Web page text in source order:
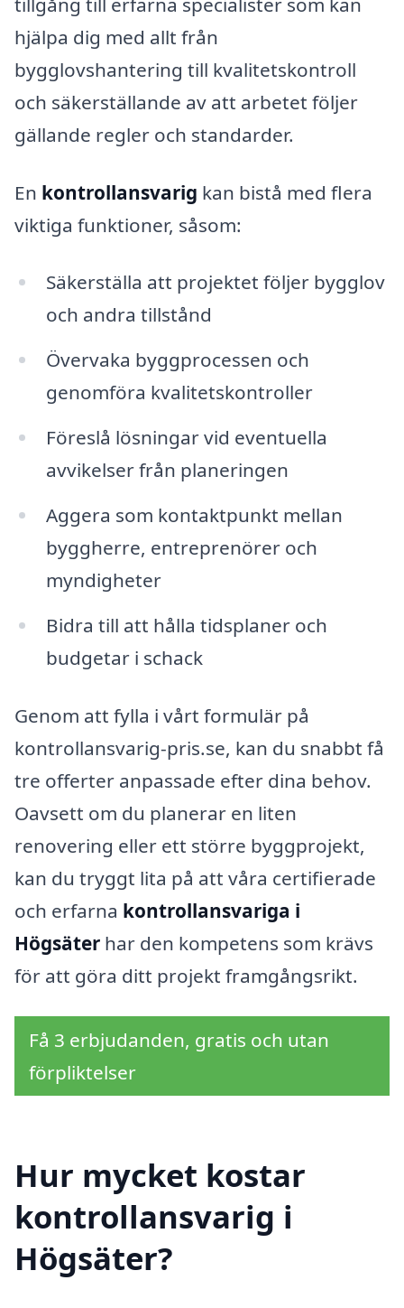
hjälpa dig med allt från
bygglovshantering till kvalitetskontroll
och säkerställande av att arbetet följer
gällande regler och standarder.
En kontrollansvarig kan bistå med flera
viktiga funktioner, såsom:
Säkerställa att projektet följer bygglov
och andra tillstånd
Övervaka byggprocessen och
genomföra kvalitetskontroller
Föreslå lösningar vid eventuella
avvikelser från planeringen
Aggera som kontaktpunkt mellan
byggherre, entreprenörer och
myndigheter
Bidra till att hålla tidsplaner och
budgetar i schack
Genom att fylla i vårt formulär på
kontrollansvarig-pris.se, kan du snabbt få
tre offerter anpassade efter dina behov.
Oavsett om du planerar en liten
renovering eller ett större byggprojekt,
kan du tryggt lita på att våra certifierade
och erfarna kontrollansvariga i
Högsäter har den kompetens som krävs
för att göra ditt projekt framgångsrikt.
Få 3 erbjudanden, gratis och utan
förpliktelser
Hur mycket kostar
kontrollansvarig i
Högsäter?